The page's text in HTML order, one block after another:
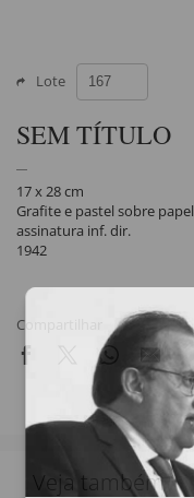
Lote
SEM TÍTULO
17 x 28 cm
Grafite e pastel sobre papel
assinatura inf. dir.
1942
Compartilhar
Veja também